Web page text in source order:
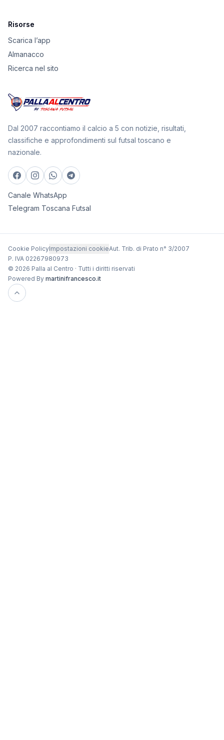
Risorse
Scarica l’app
Almanacco
Ricerca nel sito
Dal 2007 raccontiamo il calcio a 5 con notizie, risultati,
classifiche e approfondimenti sul futsal toscano e
nazionale.
Canale WhatsApp
Telegram Toscana Futsal
Cookie PolicyImpostazioni cookieAut. Trib. di Prato n° 3/2007
P. IVA 02267980973
© 2026 Palla al Centro · Tutti i diritti riservati
Powered By martinifrancesco.it